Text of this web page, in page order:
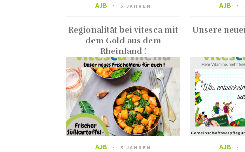
AJB 5 JAHREN
Regionalität bei vitesca mit
dem Gold aus dem
Rheinland !
AJB
Unsere
AJB 5 JAHREN AJB